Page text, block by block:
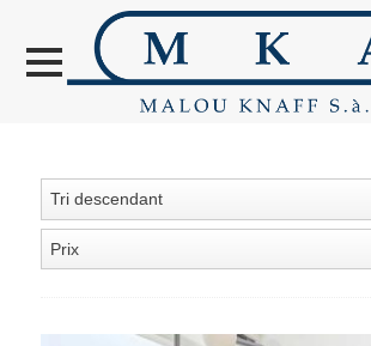
VENTES
LOCATION
OBJETS VENDUS
ÉTRANGER
Tri descendant
Prix